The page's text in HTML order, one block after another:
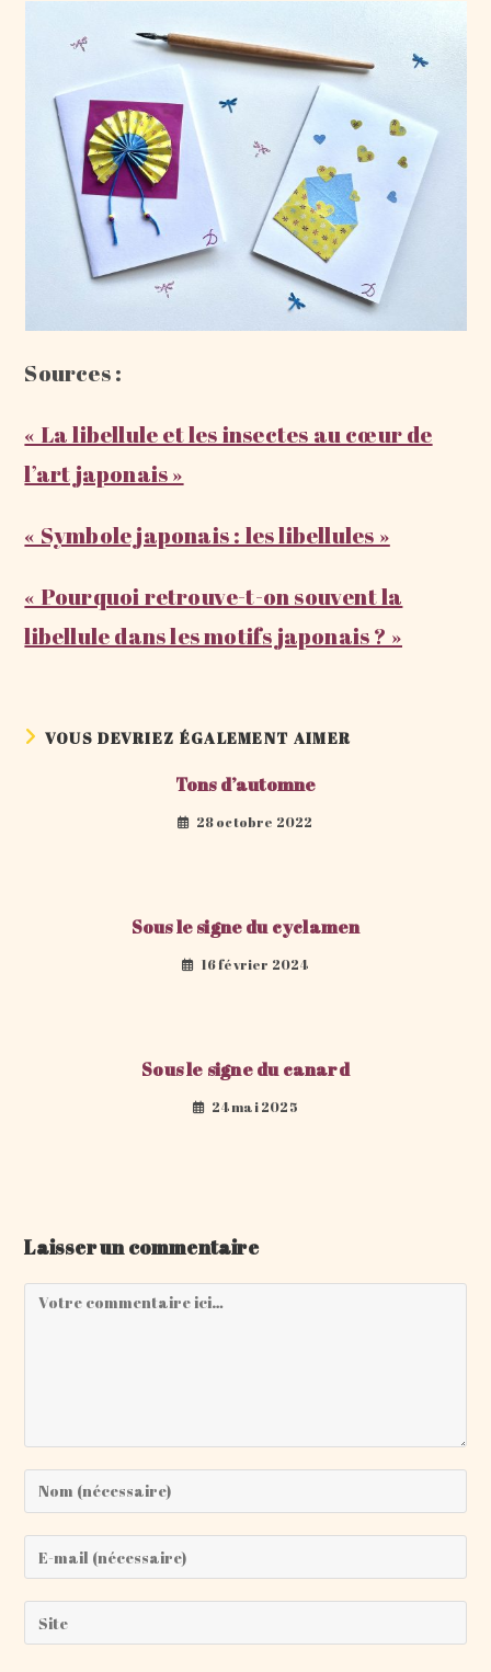
Sources :
« La libellule et les insectes au cœur de
l’art japonais »
« Symbole japonais : les libellules »
« Pourquoi retrouve-t-on souvent la
libellule dans les motifs japonais ? »
VOUS DEVRIEZ ÉGALEMENT AIMER
Tons d’automne
28 octobre 2022
Sous le signe du cyclamen
16 février 2024
Sous le signe du canard
24 mai 2025
Laisser un commentaire
Comment
Enter
your
name
or
to
comment
Enter
your
email
address
Saisir
l’URL